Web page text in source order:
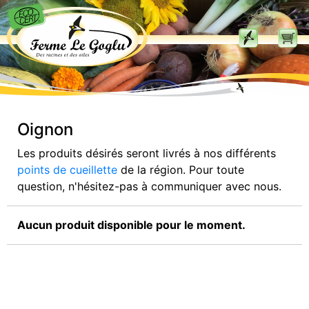
Oignon
Les produits désirés seront livrés à nos différents
points de cueillette de la région. Pour toute
question, n'hésitez-pas à communiquer avec nous.
Aucun produit disponible pour le moment.